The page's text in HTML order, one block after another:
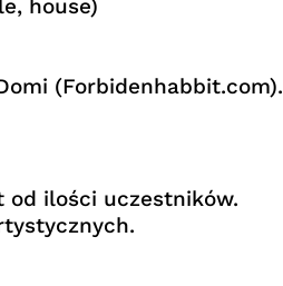
house)
(Forbidenhabbit.com).
od ilości uczestników.